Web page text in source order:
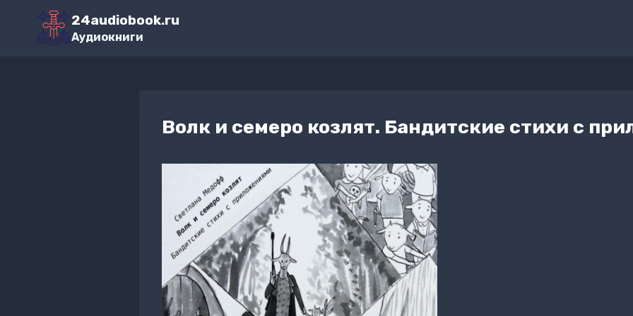
Перейти
содержимому
24audiobook.ru
Аудиокниги
Волк и семеро козлят. Бандитские стихи с